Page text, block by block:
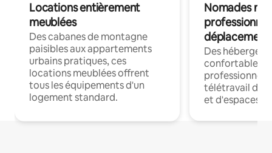
Locations entièrement
meublées
Des cabanes de montagne
paisibles aux appartements
urbains pratiques, ces
locations meublées offrent
tous les équipements d'un
logement standard.
Nomades
déplacement
Des
confortables
professionnels
télétravail
et d'espaces